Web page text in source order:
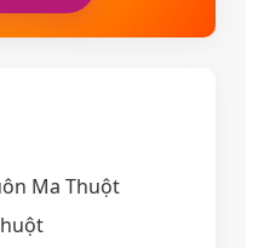
Ma Thuột